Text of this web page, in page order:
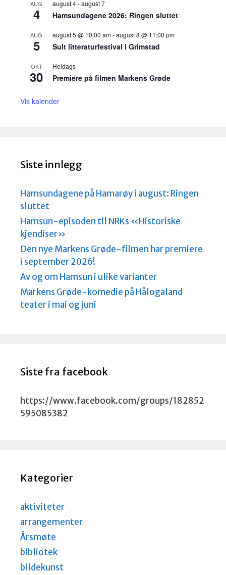
AUG
4
august 4-august 7
Hamsundagene 2026: Ringen sluttet
AUG
5
august 5 @ 10:00 am-august 8 @ 11:00 pm
Sult litteraturfestival i Grimstad
OKT
30
Heldags
Premiere på filmen Markens Grøde
Vis kalender
Siste innlegg
Hamsundagene på Hamarøy i august: Ringen
sluttet
Hamsun-episoden til NRKs «Historiske
kjendiser»
Den nye Markens Grøde-filmen har premiere
i september 2026!
Av og om Hamsun i ulike varianter
Markens Grøde-komedie på Hålogaland
teater i mai og juni
Siste fra facebook
https://www.facebook.com/groups/182852
595085382
Kategorier
aktiviteter
arrangementer
Årsmøte
bibliotek
bildekunst